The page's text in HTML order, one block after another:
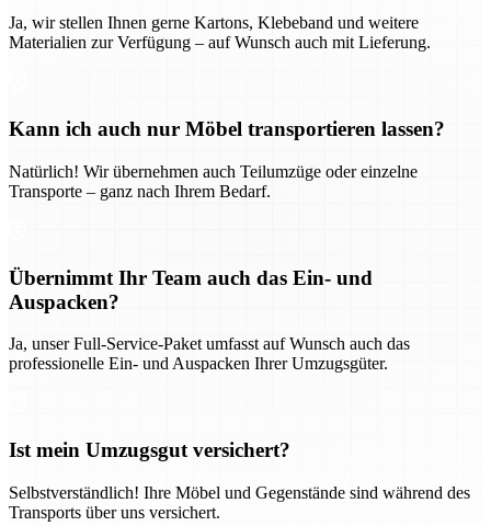
Ja, wir stellen Ihnen gerne Kartons, Klebeband und weitere
Materialien zur Verfügung – auf Wunsch auch mit Lieferung.
Kann ich auch nur Möbel transportieren lassen?
Natürlich! Wir übernehmen auch Teilumzüge oder einzelne
Transporte – ganz nach Ihrem Bedarf.
Übernimmt Ihr Team auch das Ein- und
Auspacken?
Ja, unser Full-Service-Paket umfasst auf Wunsch auch das
professionelle Ein- und Auspacken Ihrer Umzugsgüter.
Ist mein Umzugsgut versichert?
Selbstverständlich! Ihre Möbel und Gegenstände sind während des
Transports über uns versichert.